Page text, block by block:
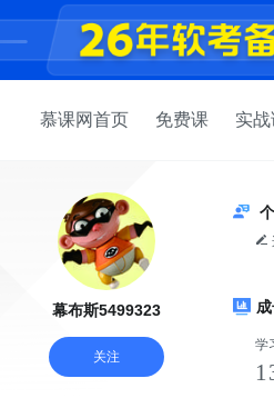
慕课网首页 免费课 实
幕布斯5499323
关注
学